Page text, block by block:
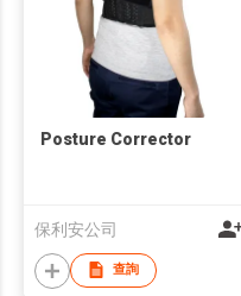
Posture Corrector
保利安公司
查詢